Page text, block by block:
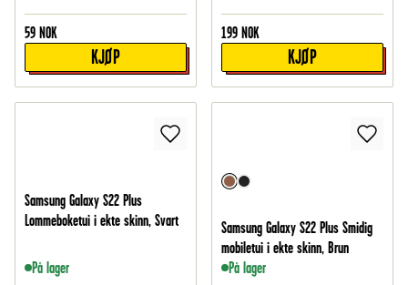
59 NOK
KJØP
199 NOK
KJØP
Samsung Galaxy S22 Plus
Lommeboketui i ekte skinn, Svart
På lager
Samsung Galaxy S22 Plus Smidig
mobiletui i ekte skinn, Brun
På lager